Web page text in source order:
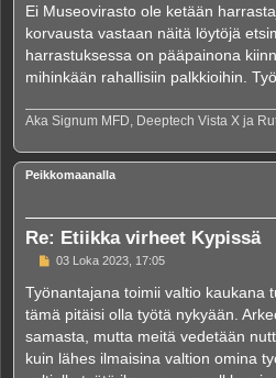
t
Ei Museovirasto ole ketään
korvausta vastaan näitä löytöjä
harrastuksessa on pääpainona
mihinkään rahallisiin palkkioihin.
Aka Signum MFD, Deeptech Vista X ja
Peikkomaanalla
Re: Etiikka virheet Kypissä
V
e
t
03 Loka 2023, 17:05
Työnantajana toimii valtio kaukana
tämä pitäisi olla työtä nykyään.
samasta, mutta meitä vedetään
kuin lähes ilmaisina valtion omina